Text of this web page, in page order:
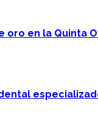
oro en la Quinta